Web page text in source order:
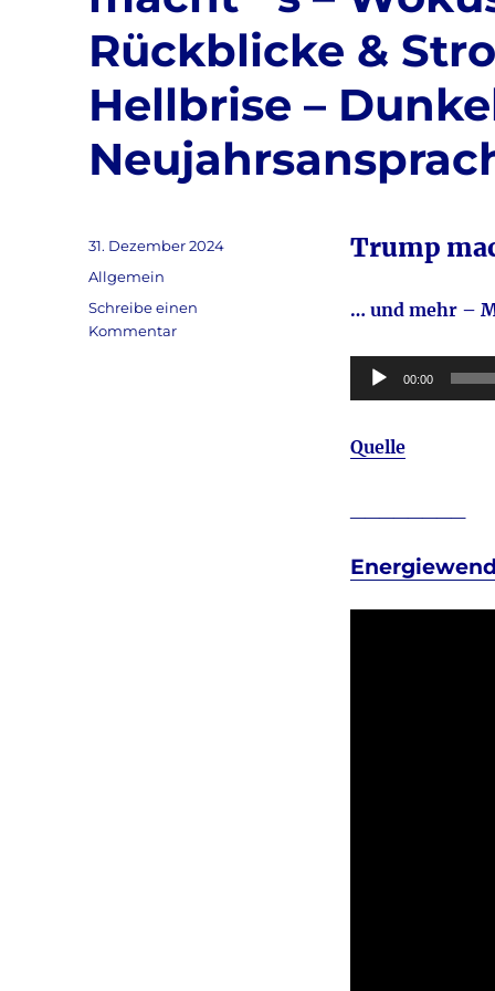
Rückblicke &
Hellbrise –
Trump
… und mehr –
Audio-
Player
00:00
Quelle
Veröffentlicht
am
31. Dezember 2024
Kategorien
Allgemein
Schreibe einen
Kommentarzu